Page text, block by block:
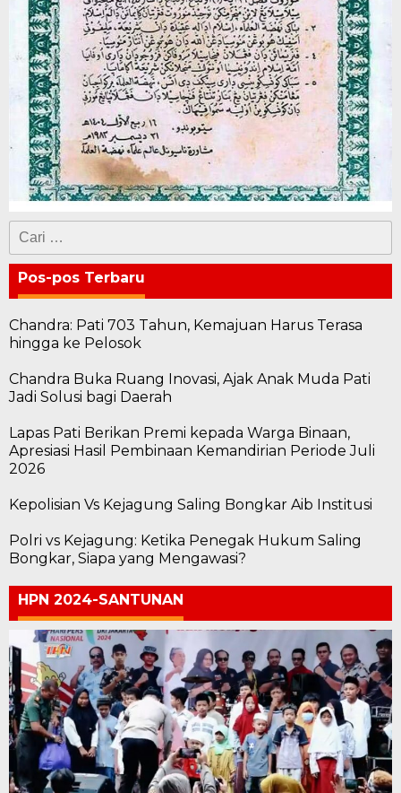
Cari
untuk:
Pos-pos Terbaru
Chandra: Pati 703 Tahun, Kemajuan Harus Terasa
hingga ke Pelosok
Chandra Buka Ruang Inovasi, Ajak Anak Muda Pati
Jadi Solusi bagi Daerah
Lapas Pati Berikan Premi kepada Warga Binaan,
Apresiasi Hasil Pembinaan Kemandirian Periode Juli
2026
Kepolisian Vs Kejagung Saling Bongkar Aib Institusi
Polri vs Kejagung: Ketika Penegak Hukum Saling
Bongkar, Siapa yang Mengawasi?
HPN 2024-SANTUNAN